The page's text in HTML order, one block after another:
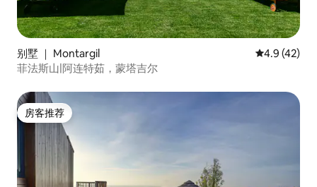
别墅 ｜ Montargil 平均评分
4.9 (42)
菲法斯山|阿连特茹，蒙塔吉尔
房客推荐
房客推荐